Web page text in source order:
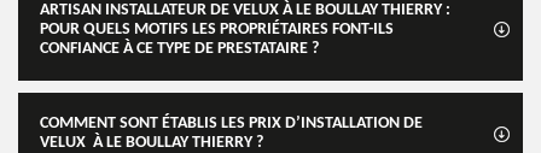
ARTISAN INSTALLATEUR DE VELUX À LE BOULLAY THIERRY :
POUR QUELS MOTIFS LES PROPRIÉTAIRES FONT-ILS
CONFIANCE À CE TYPE DE PRESTATAIRE ?
COMMENT SONT ÉTABLIS LES PRIX D’INSTALLATION DE
VELUX À LE BOULLAY THIERRY ?